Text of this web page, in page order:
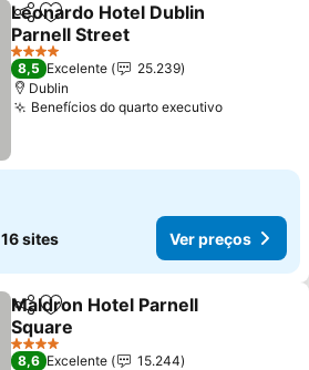
PartilharAdicionar aos favoritos
Leonardo Hotel Dublin
Parnell Street
4 Estrelas
8,5 Excelente
25.239
Dublin
Benefícios do quarto executivo
16 sites Ver preços
PartilharAdicionar aos favoritos
Maldron Hotel Parnell
Square
4 Estrelas
8,6 Excelente
15.244